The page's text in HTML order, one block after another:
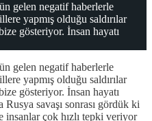
gelen negatif haberlerle
yapmış olduğu saldırılar
gösteriyor. İnsan hayatı
gelen negatif haberlerle
yapmış olduğu saldırılar
gösteriyor. İnsan hayatı
savaşı sonrası gördük ki
insanlar çok hızlı tepki veriyor